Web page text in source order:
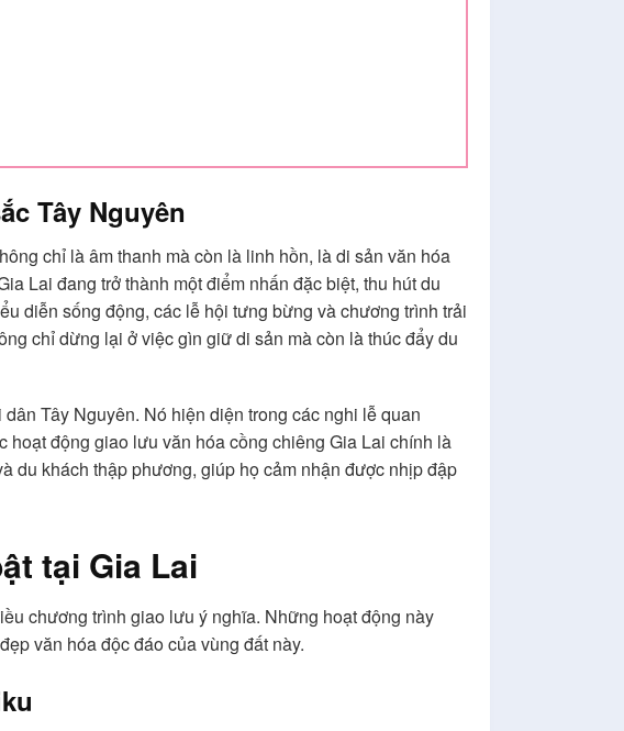
Tây Nguyên
chỉ là âm thanh mà còn là linh hồn, là di sản văn hóa
Lai đang trở thành một điểm nhấn đặc biệt, thu hút du
diễn sống động, các lễ hội tưng bừng và chương trình trải
chỉ dừng lại ở việc gìn giữ di sản mà còn là thúc đẩy du
Tây Nguyên. Nó hiện diện trong các nghi lễ quan
động giao lưu văn hóa cồng chiêng Gia Lai chính là
du khách thập phương, giúp họ cảm nhận được nhịp đập
tại Gia Lai
chương trình giao lưu ý nghĩa. Những hoạt động này
văn hóa độc đáo của vùng đất này.